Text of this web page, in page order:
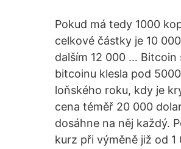
Pokud má tedy 1000
celkové částky je 10
dalším 12 000 … Bitcoin
bitcoinu klesla pod
loňského roku, kdy je
cena téměř 20 000
dosáhne na něj každý.
kurz při výměně již od